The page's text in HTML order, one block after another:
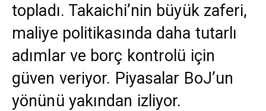
topladı. Takaichi’nin büyük zaferi,
maliye politikasında daha tutarlı
adımlar ve borç kontrolü için
güven veriyor. Piyasalar BoJ’un
yönünü yakından izliyor.